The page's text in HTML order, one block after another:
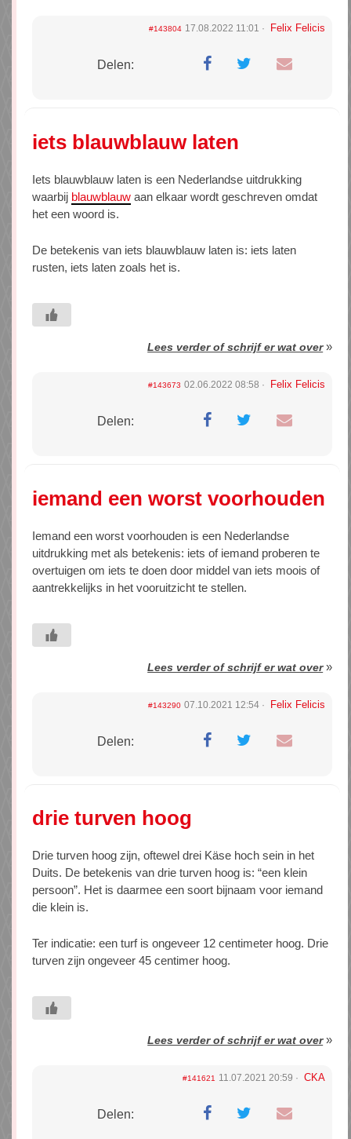
#143804 17.08.2022 11:01 Felix Felicis
Delen:
iets blauwblauw laten
Iets blauwblauw laten is een Nederlandse uitdrukking
waarbij blauwblauw aan elkaar wordt geschreven omdat
het een woord is.
De betekenis van iets blauwblauw laten is: iets laten
rusten, iets laten zoals het is.
Lees verder of schrijf er wat over»
#143673 02.06.2022 08:58 Felix Felicis
Delen:
iemand een worst voorhouden
Iemand een worst voorhouden is een Nederlandse
uitdrukking met als betekenis: iets of iemand proberen te
overtuigen om iets te doen door middel van iets moois of
aantrekkelijks in het vooruitzicht te stellen.
Lees verder of schrijf er wat over»
#143290 07.10.2021 12:54 Felix Felicis
Delen:
drie turven hoog
Drie turven hoog zijn, oftewel drei Käse hoch sein in het
Duits. De betekenis van drie turven hoog is: “een klein
persoon”. Het is daarmee een soort bijnaam voor iemand
die klein is.
Ter indicatie: een turf is ongeveer 12 centimeter hoog. Drie
turven zijn ongeveer 45 centimer hoog.
Lees verder of schrijf er wat over»
#141621 11.07.2021 20:59 CKA
Delen: